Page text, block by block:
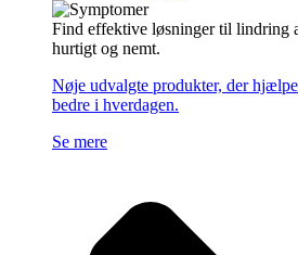
Find effektive løsninger til lindring
hurtigt og nemt.
Nøje udvalgte produkter, der
bedre i hverdagen.
Se mere